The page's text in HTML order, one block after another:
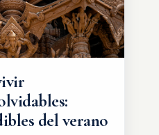
del verano